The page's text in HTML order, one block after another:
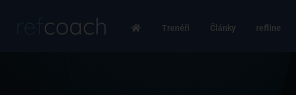
Trenéři Články refline